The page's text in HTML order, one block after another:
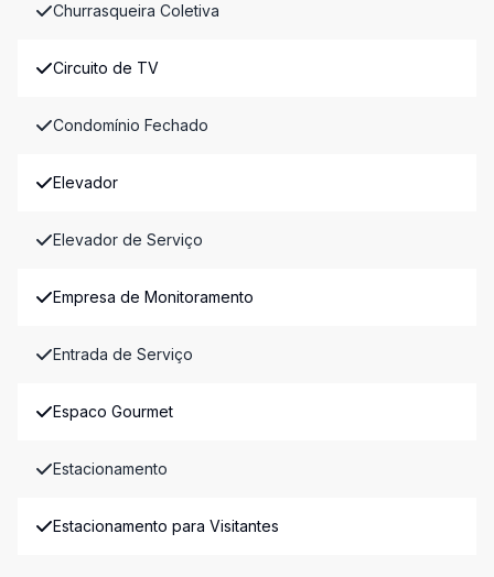
Churrasqueira Coletiva
Circuito de TV
Condomínio Fechado
Elevador
Elevador de Serviço
Empresa de Monitoramento
Entrada de Serviço
Espaco Gourmet
Estacionamento
Estacionamento para Visitantes